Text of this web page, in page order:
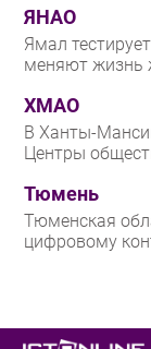
ЯНАО
Ямал
меняют жизнь
ХМАО
В Ханты-
Центры
Тюмень
Тюменская
цифровому